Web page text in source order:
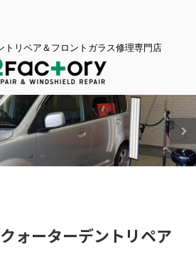
トリペア＆フロントガラス修理専門店
ォーターデントリペア